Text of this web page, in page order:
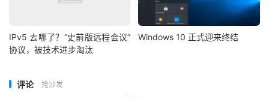
IPv5 去哪了？“史前版远程会议”
协议，被技术进步淘汰
Windows 10 正式迎来终结
评论 抢沙发